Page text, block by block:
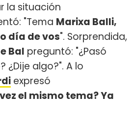
la situación
"Tema Marixa Balli,
día de vos". Sorprendida,
Bal preguntó: "¿Pasó
¿Dije algo?". A lo
expresó
el mismo tema? Ya